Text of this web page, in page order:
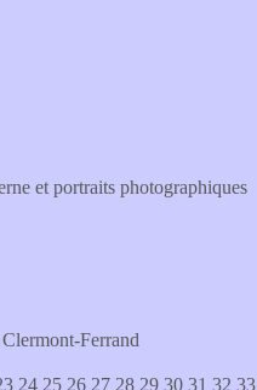
et portraits photographiques
Ferrand
24 25 26 27 28 29 30 31 32 33